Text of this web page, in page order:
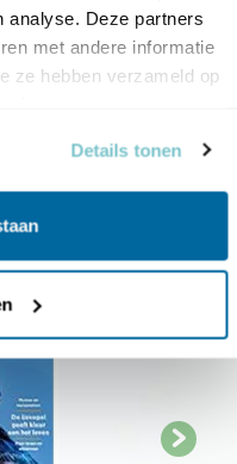
analyse. Deze partners
met andere informatie
ze hebben verzameld op
Details tonen
acties en tips